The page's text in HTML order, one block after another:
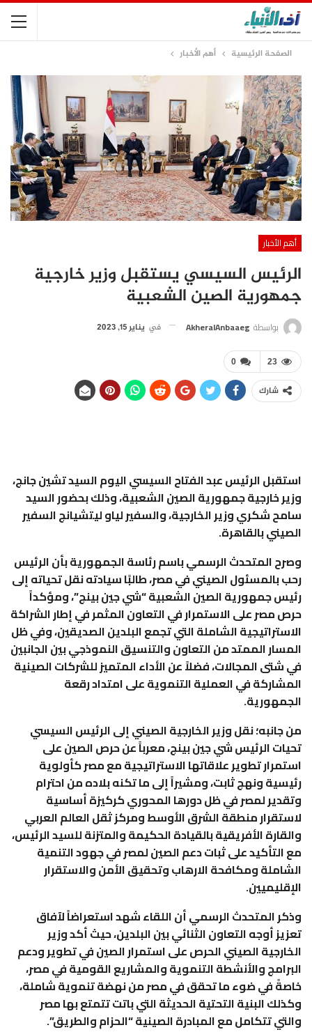
الصفحة الرئيسية أهم الأخبار
أهم الأخبار
الرئيس السيسي يستقبل وزير خارجية
جمهورية الصين الشعبية
بواسطة AkheralAnbaaeg في يناير 15, 2023
0 23
شارك
استقبل الرئيس عبد الفتاح السيسي اليوم السيد تشين جانج،
وزير خارجية جمهورية الصين الشعبية، وذلك بحضور السيد
سامح شكري وزير الخارجية، والسفير لياو ليتشيانج السفير
الصيني بالقاهرة.
وصرح المتحدث الرسمي باسم رئاسة الجمهورية بأن الرئيس
رحب بالمسئول الصيني في مصر، طالبًا سيادته نقل تحياته إلى
رئيس جمهورية الصين الشعبية “شي جين بينج”، ومؤكداً
حرص مصر على الاستمرار في التعاون المثمر في إطار الشراكة
الاستراتيجية الشاملة التي تجمع البلدين الصديقين، وفي ظل
المسار الممتد من التعاون والتنسيق النموذجي بين الجانبين
في شتى المجالات، فضلاً عن الأداء المتميز للشركات الصينية
المشاركة في العملية التنموية على امتداد رقعة
الجمهورية.
من جانبه؛ نقل وزير الخارجية الصيني إلى الرئيس السيسي
تحيات الرئيس شي جين بينج، معرباً عن حرص الصين على
استمرار تطوير علاقاتها الاستراتيجية مع مصر كأولوية
رئيسية ونهج ثابت، ومشيراً إلى ما تكنه بلاده من احترام
وتقدير لمصر في ظل دورها المحوري كركيزة أساسية
لاستقرار منطقة الشرق الأوسط ومركز ثقل العالم العربي
والقارة الأفريقية بالقيادة الحكيمة والمتزنة للسيد الرئيس،
مع التأكيد على ثبات دعم الصين لمصر في جهود التنمية
الشاملة ومكافحة الارهاب وتحقيق الأمن والاستقرار
الإقليميين.
وذكر المتحدث الرسمي أن اللقاء شهد استعراضاً لآفاق
تعزيز أوجه التعاون الثنائي بين البلدين، حيث أكد وزير
الخارجية الصيني الحرص على استمرار الصين في تطوير ودعم
البرامج والأنشطة التنموية والمشاريع القومية في مصر،
خاصةً في ضوء ما تحقق في مصر من نهضة تنموية شاملة،
وكذلك البنية التحتية الحديثة التي باتت تتمتع بها مصر
والتي تتكامل مع المبادرة الصينية “الحزام والطريق”.